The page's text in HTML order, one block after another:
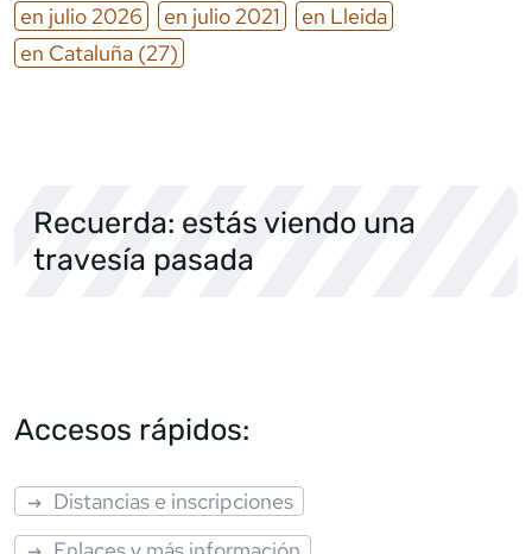
en julio 2026 en julio 2021 en Lleida
en Cataluña (27)
Recuerda: estás viendo una
travesía pasada
Accesos rápidos:
Distancias e inscripciones